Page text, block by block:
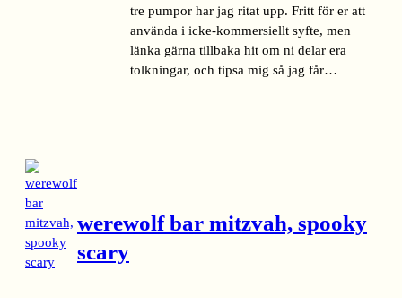
tre pumpor har jag ritat upp. Fritt för er att
använda i icke-kommersiellt syfte, men
länka gärna tillbaka hit om ni delar era
tolkningar, och tipsa mig så jag får…
werewolf bar mitzvah, spooky
scary